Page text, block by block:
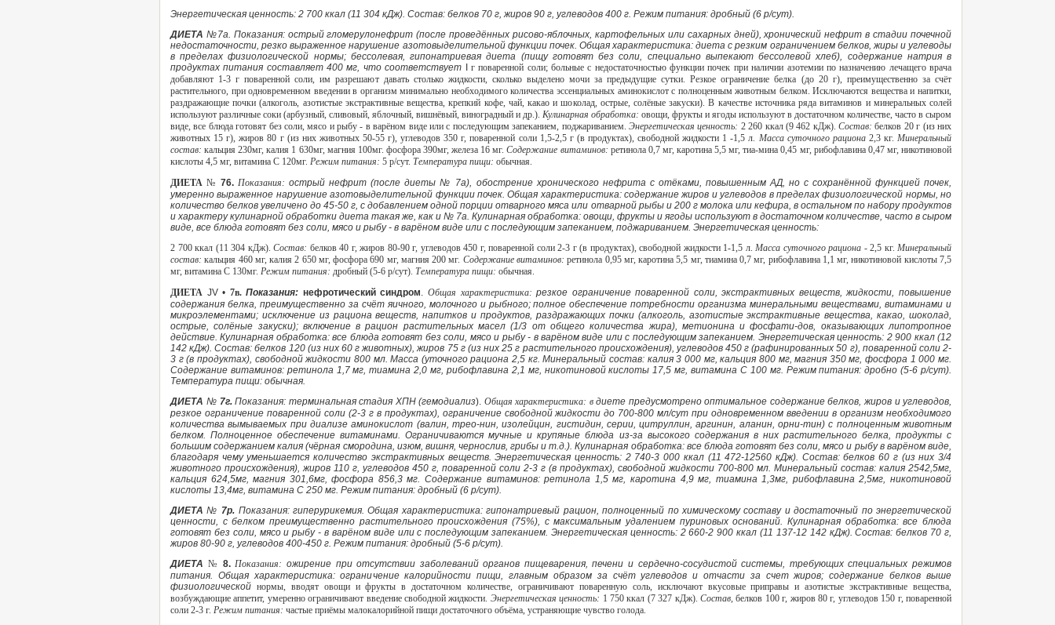
Энергетическая ценность: 2 700 ккал (11 304 кДж). Состав: белков 70 г, жиров 90 г, углеводов 400 г. Режим питания: дробный (6 р/сут).
ДИЕТА №7а. Показания: острый гломерулонефрит (после проведённых рисово-яблочных, картофельных или сахарных дней), хронический нефрит в стадии почечной
недостаточности, резко выраженное нарушение азотовыделительной функции почек. Общая характеристика: диета с резким ограничением белков, жиры и углеводы
в пределах физиологической нормы; бессолевая, гипонатриевая диета (пищу готовят без соли, специально выпекают бессолевой хлеб), содержание натрия в
продуктах питания составляет 400 мг, что соответствует
г поваренной соли; больные с недостаточностью функции почек при наличии азотемии по назначению лечащего врача
добавляют 1-3 г поваренной соли, им разрешают давать столько жидкости, сколько выделено мочи за предыдущие сутки. Резкое ограничение белка (до 20 г), преимущественно за счёт
растительного, при одновременном введении в организм минимально необходимого количества эссенциальных аминокислот с полноценным животным белком. Исключаются вещества и напитки,
раздражающие почки (алкоголь, азотистые экстрактивные вещества, крепкий кофе, чай, какао и шоколад, острые, солёные закуски). В качестве источника ряда витаминов и минеральных солей
используют различные соки (арбузный, сливовый, яблочный, вишнёвый, виноградный и др.). Кулинарная обработка: овощи, фрукты и ягоды используют в достаточном количестве, часто в сыром
виде, все блюда готовят без соли, мясо и рыбу - в варёном виде или с последующим запеканием, поджариванием. Энергетическая ценность: 2 260 ккал (9 462 кДж).Состав:белков 20 г (из них
животных 15 г), жиров 80 г (из них животных 50-55 г), углеводов 350 г, поваренной соли 1,5-2,5 г (в продуктах), свободной жидкости 1 -1,5 л. Масса суточного рациона 2,3 кг.Минеральный
состав:кальция 230мг, калия 1 630мг, магния 100мг. фосфора 390мг, железа 16 мг.Содержание витаминов: ретинола 0,7 мг, каротина 5,5 мг, тиа-мина 0,45 мг, рибофлавина 0,47 мг, никотиновой
кислоты 4,5 мг, витамина С 120мг. Режим питания: 5 р/сут. Температура пищи: обычная.
ДИЕТА№76.Показания:острый нефрит (после диеты № 7а), обострение хронического нефрита с отёками, повышенным АД, но с сохранённой функцией почек,
умеренно выраженное нарушение азотовыделительной функции почек. Общая характеристика: содержание жиров и углеводов в пределах физиологической нормы, но
количество белков увеличено до 45-50 г, с добавлением одной порции отварного мяса или отварной рыбы и 200 г молока или кефира, в остальном по набору продуктов
и характеру кулинарной обработки диета такая же, как и № 7а. Кулинарная обработка: овощи, фрукты и ягоды используют в достаточном количестве, часто в сыром
виде, все блюда готовят без соли, мясо и рыбу - в варёном виде или с последующим запеканием, поджариванием. Энергетическая ценность:
2 700 ккал (11 304 кДж). Состав: белков 40 г, жиров 80-90 г, углеводов 450 г, поваренной соли 2-3 г (в продуктах), свободной жидкости 1-1,5 л. Масса суточного рациона - 2,5 кг. Минеральный
состав:кальция 460 мг, калия 2 650 мг, фосфора 690 мг, магния 200 мг. Содержание витаминов:ретинола 0,95 мг, каротина 5,5 мг, тиамина 0,7 мг, рибофлавина 1,1 мг, никотиновой кислоты 7,5
мг, витамина С 130мг. Режим питания: дробный (5-6 р/сут). Температура пищи: обычная.
ДИЕТА JV • 7в.Показания: нефротический синдром. Общая характеристика:резкое ограничение поваренной соли, экстрактивных веществ, жидкости, повышение
содержания белка, преимущественно за счёт яичного, молочного и рыбного; полное обеспечение потребности организма минеральными веществами, витаминами и
микроэлементами; исключение из рациона веществ, напитков и продуктов, раздражающих почки (алкоголь, азотистые экстрактивные вещества, какао, шоколад,
острые, солёные закуски); включение в рацион растительных масел (1/3 от общего количества жира), метионина и фосфати-дов, оказывающих липотропное
действие. Кулинарная обработка: все блюда готовят без соли, мясо и рыбу - в варёном виде или с последующим запеканием. Энергетическая ценность: 2 900 ккал (12
142 кДж). Состав: белков 120 (из них 60 г животных), жиров 75 г (из них 25 г растительного происхождения), углеводов 450 г (рафинированных 50 г), поваренной соли 2-
3 г (в продуктах), свободной жидкости 800 мл. Масса (уточного рациона 2,5 кг. Минеральный состав: калия 3 000 мг, кальция 800 мг, магния 350 мг, фосфора 1 000 мг.
Содержание витаминов: ретинола 1,7 мг, тиамина 2,0 мг, рибофлавина 2,1 мг, никотиновой кислоты 17,5 мг, витамина С 100 мг. Режим питания: дробно (5-6 р/сут).
Температура пищи: обычная.
ДИЕТА № 7г.Показания: терминальная стадия ХПН (гемодиализ). Общая характеристика: вдиете предусмотрено оптимальное содержание белков, жиров и углеводов,
резкое ограничение поваренной соли (2-3 г в продуктах), ограничение свободной жидкости до 700-800 мл/сут при одновременном введении в организм необходимого
количества вымываемых при диализе аминокислот (валин, трео-нин, изолейцин, гистидин, серии, цитруллин, аргинин, аланин, орни-тин) с полноценным животным
белком. Полноценное обеспечение витаминами. Ограничиваются мучные и крупяные блюда из-за высокого содержания в них растительного белка, продукты с
большим содержанием калия (чёрная смородина, изюм, вишня, чернослив, грибы и т.д.). Кулинарная обработка: все блюда готовят без соли, мясо и рыбу в варёном виде,
благодаря чему уменьшается количество экстрактивных веществ. Энергетическая ценность: 2 740-3 000 ккал (11 472-12560 кДж). Состав: белков 60 г (из них 3/4
животного происхождения), жиров 110 г, углеводов 450 г, поваренной соли 2-3 г (в продуктах), свободной жидкости 700-800 мл. Минеральный состав: калия 2542,5мг,
кальция 624,5мг, магния 301,6мг, фосфора 856,3 мг. Содержание витаминов: ретинола 1,5 мг, каротина 4,9 мг, тиамина 1,3мг, рибофлавина 2,5мг, никотиновой
кислоты 13,4мг, витамина С 250 мг. Режим питания: дробный (6 р/сут).
ДИЕТА№ 7р. Показания: гиперурикемия. Общая характеристика: гипонатриевый рацион, полноценный по химическому составу и достаточный по энергетической
ценности, с белком преимущественно растительного происхождения (75%), с максимальным удалением пуриновых оснований. Кулинарная обработка: все блюда
готовят без соли, мясо и рыбу - в варёном виде или с последующим запеканием. Энергетическая ценность: 2 660-2 900 ккал (11 137-12 142 кДж). Состав: белков 70 г,
жиров 80-90 г, углеводов 400-450 г. Режим питания: дробный (5-6 р/сут).
ДИЕТА № 8.Показания: ожирение при отсутствии заболеваний органов пищеварения, печени и сердечно-сосудистой системы, требующих специальных режимов
питания. Общая характеристика: ограничение калорийности пищи, главным образом за счёт углеводов и отчасти за счет жиров; содержание белков выше
физиологической нормы, вводят овощи и фрукты в достаточном количестве, ограничивают поваренную соль, исключают вкусовые приправы и азотистые экстрактивные вещества,
возбуждающие аппетит, умеренно ограничивают введение свободной жидкости. Энергетическая ценность: 1 750 ккал (7 327 кДж).Состав,белков 100 г, жиров 80 г, углеводов 150 г, поваренной
соли 2-3 г. Режим питания: частые приёмы малокалорийной пищи достаточного объёма, устраняющие чувство голода.